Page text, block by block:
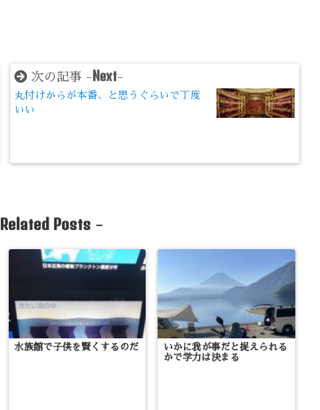
次の記事 - Next-
丸付けからが本番、と思うぐらいで丁度
いい
Related Posts-
水族館で子供を賢くするのだ
いかに我が事だと捉えられる
かで学力は決まる